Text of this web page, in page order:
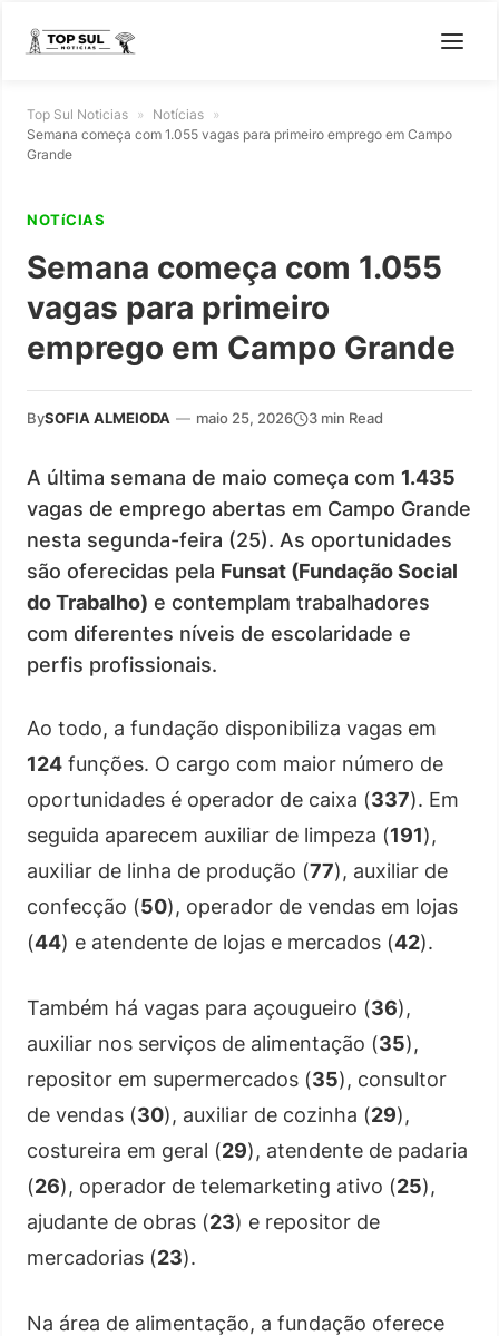
Top Sul Noticias » Notícias »
Semana começa com 1.055 vagas para primeiro emprego em Campo
Grande
NOTíCIAS
Semana começa com 1.055
vagas para primeiro
emprego em Campo Grande
BySOFIA ALMEIODA — maio 25, 2026 3 min Read
A última semana de maio começa com 1.435
vagas de emprego abertas em Campo Grande
nesta segunda-feira (25). As oportunidades
são oferecidas pela Funsat (Fundação Social
do Trabalho) e contemplam trabalhadores
com diferentes níveis de escolaridade e
perfis profissionais.
Ao todo, a fundação disponibiliza vagas em
124 funções. O cargo com maior número de
oportunidades é operador de caixa (337). Em
seguida aparecem auxiliar de limpeza (191),
auxiliar de linha de produção (77), auxiliar de
confecção (50), operador de vendas em lojas
(44) e atendente de lojas e mercados (42).
Também há vagas para açougueiro (36),
auxiliar nos serviços de alimentação (35),
repositor em supermercados (35), consultor
de vendas (30), auxiliar de cozinha (29),
costureira em geral (29), atendente de padaria
(26), operador de telemarketing ativo (25),
ajudante de obras (23) e repositor de
mercadorias (23).
Na área de alimentação, a fundação oferece